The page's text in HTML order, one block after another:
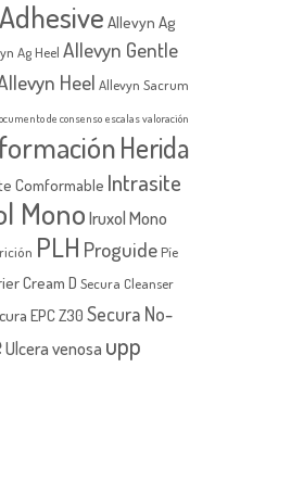
Allevyn Ag
Ag Heel Allevyn Gentle
Heel Allevyn Sacrum
de consenso escalas valoración
formaciónHerida
Comformable Intrasite
MonoIruxol Mono
PLH Proguide Píe
Cream D Secura Cleanser
EPC Z30 Secura No-
Ulcera venosa upp